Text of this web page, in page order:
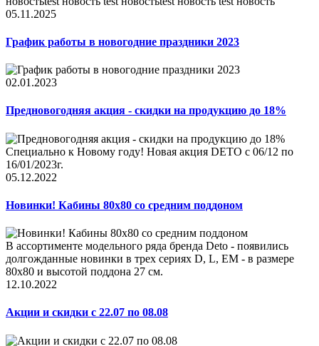
05.11.2025
График работы в новогодние праздники 2023
02.01.2023
Предновогодняя акция - скидки на продукцию до 18%
Специально к Новому году! Новая акция DETO c 06/12 по
16/01/2023г.
05.12.2022
Новинки! Кабины 80x80 со средним поддоном
В ассортименте модельного ряда бренда Deto - появились
долгожданные новинки в трех сериях D, L, EM - в размере
80x80 и высотой поддона 27 см.
12.10.2022
Акции и скидки с 22.07 по 08.08